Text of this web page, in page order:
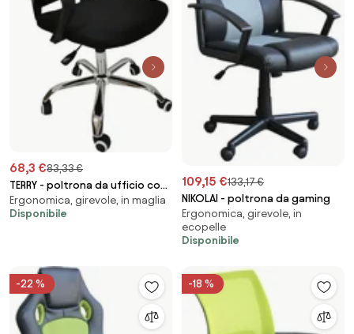
68,3 €83,33 €
TERRY - poltrona da ufficio con
ruote
Ergonomica, girevole, in maglia
Disponibile
109,15 €133,17 €
NIKOLAI - poltrona da gaming
Ergonomica, girevole, in
ecopelle
Disponibile
-22 % -18 %